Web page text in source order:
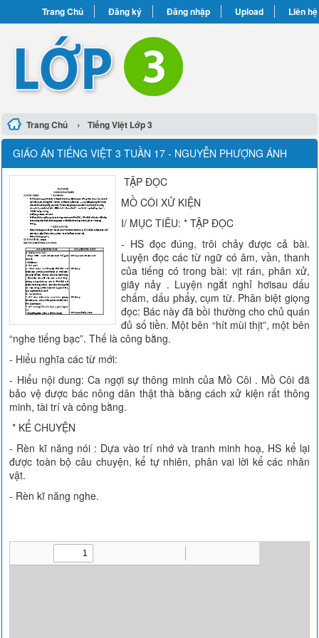
Trang Chủ Đăng ký Đăng nhập Upload Liên hệ
Trang Chủ › Tiếng Việt Lớp 3
GIÁO ÁN TIẾNG VIỆT 3 TUẦN 17 - NGUYỄN PHƯỢNG ÁNH
TẬP ĐỌC
MỒ CÔI XỬ KIỆN
I/ MỤC TIÊU: * TẬP ĐỌC
- HS đọc đúng, trôi chảy được cả bài.
Luyện đọc các từ ngữ có âm, vần, thanh
của tiếng có trong bài: vịt rán, phân xử,
giãy nảy . Luyện ngắt nghỉ hơisau dấu
chấm, dấu phẩy, cụm từ. Phân biệt giọng
đọc: Bác này đã bồi thường cho chủ quán
đủ số tiền. Một bên “hít mùi thịt”, một bên
“nghe tiếng bạc”. Thế là công bằng.
- Hiểu nghĩa các từ mới:
- Hiểu nội dung: Ca ngợi sự thông minh của Mồ Côi . Mồ Côi đã
bảo vệ được bác nông dân thật thà bằng cách xử kiện rất thông
minh, tài trí và công bằng.
* KỂ CHUYỆN
- Rèn kĩ năng nói : Dựa vào trí nhớ và tranh minh hoạ, HS kể lại
được toàn bộ câu chuyện, kể tự nhiên, phân vai lời kể các nhân
vật.
- Rèn kĩ năng nghe.